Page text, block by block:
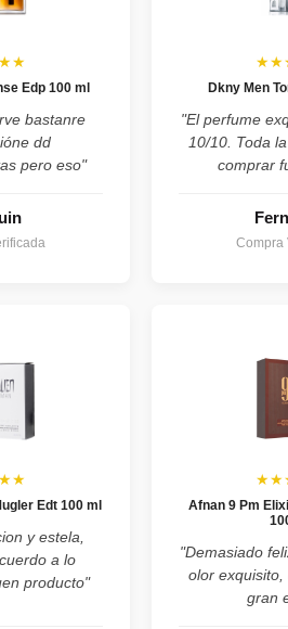
Edp 100 ml
bastanre
dd
pero eso"
Dkny Men
"El perfume
10/10. Toda
comprar
Compra
Edt 100 ml
y estela,
a lo
producto"
Afnan 9 Pm
"Demasiado
olor
gran